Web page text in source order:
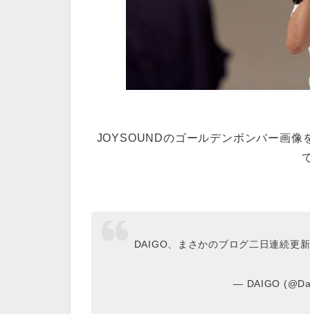
JOYSOUNDのゴールデンボンバー画像
DAIGO、まさかのブログ二日連続更
— DAIGO